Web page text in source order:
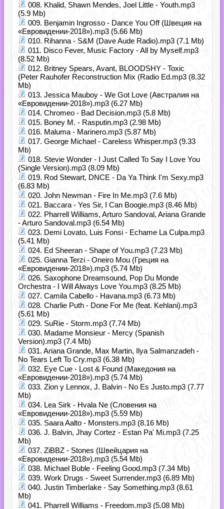
008. Khalid, Shawn Mendes, Joel Little - Youth.mp3
(5.9 Mb)
009. Benjamin Ingrosso - Dance You Off (Швеция на
«Евровидении-2018»).mp3 (5.66 Mb)
010. Rihanna - S&M (Dave Aude Radio).mp3 (7.1 Mb)
011. Disco Fever, Music Factory - All by Myself.mp3
(8.52 Mb)
012. Britney Spears, Avant, BLOODSHY - Toxic
(Peter Rauhofer Reconstruction Mix (Radio Ed.mp3 (8.32
Mb)
013. Jessica Mauboy - We Got Love (Австралия на
«Евровидении-2018»).mp3 (6.27 Mb)
014. Chromeo - Bad Decision.mp3 (5.8 Mb)
015. Boney M. - Rasputin.mp3 (2.98 Mb)
016. Maluma - Marinero.mp3 (5.87 Mb)
017. George Michael - Careless Whisper.mp3 (9.33
Mb)
018. Stevie Wonder - I Just Called To Say I Love You
(Single Version).mp3 (8.09 Mb)
019. Rod Stewart, DNCE - Da Ya Think I'm Sexy.mp3
(6.83 Mb)
020. John Newman - Fire In Me.mp3 (7.6 Mb)
021. Baccara - Yes Sir, I Can Boogie.mp3 (8.46 Mb)
022. Pharrell Williams, Arturo Sandoval, Ariana Grande
- Arturo Sandoval.mp3 (6.54 Mb)
023. Demi Lovato, Luis Fonsi - Echame La Culpa.mp3
(5.41 Mb)
024. Ed Sheeran - Shape of You.mp3 (7.23 Mb)
025. Gianna Terzi - Oneiro Mou (Греция на
«Евровидении-2018»).mp3 (5.74 Mb)
026. Saxophone Dreamsound, Pop Du Monde
Orchestra - I Will Always Love You.mp3 (8.25 Mb)
027. Camila Cabello - Havana.mp3 (6.73 Mb)
028. Charlie Puth - Done For Me (feat. Kehlani).mp3
(5.61 Mb)
029. SuRie - Storm.mp3 (7.74 Mb)
030. Madame Monsieur - Mercy (Spanish
Version).mp3 (7.4 Mb)
031. Ariana Grande, Max Martin, Ilya Salmanzadeh -
No Tears Left To Cry.mp3 (6.38 Mb)
032. Eye Cue - Lost & Found (Македония на
«Евровидении-2018»).mp3 (5.74 Mb)
033. Zion y Lennox, J. Balvin - No Es Justo.mp3 (7.77
Mb)
034. Lea Sirk - Hvala Ne (Словения на
«Евровидении-2018»).mp3 (5.59 Mb)
035. Saara Aalto - Monsters.mp3 (8.16 Mb)
036. J. Balvin, Jhay Cortez - Estan Pa' Mi.mp3 (7.25
Mb)
037. ZiBBZ - Stones (Швейцария на
«Евровидении-2018»).mp3 (5.54 Mb)
038. Michael Buble - Feeling Good.mp3 (7.34 Mb)
039. Work Drugs - Sweet Surrender.mp3 (6.89 Mb)
040. Justin Timberlake - Say Something.mp3 (8.61
Mb)
041. Pharrell Williams - Freedom.mp3 (5.08 Mb)